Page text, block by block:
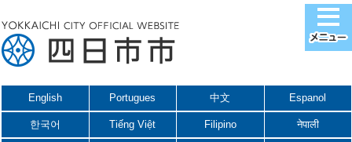
English Portugues 中文 Espanol
한국어 Tiếng Việt Filipino नेपाली